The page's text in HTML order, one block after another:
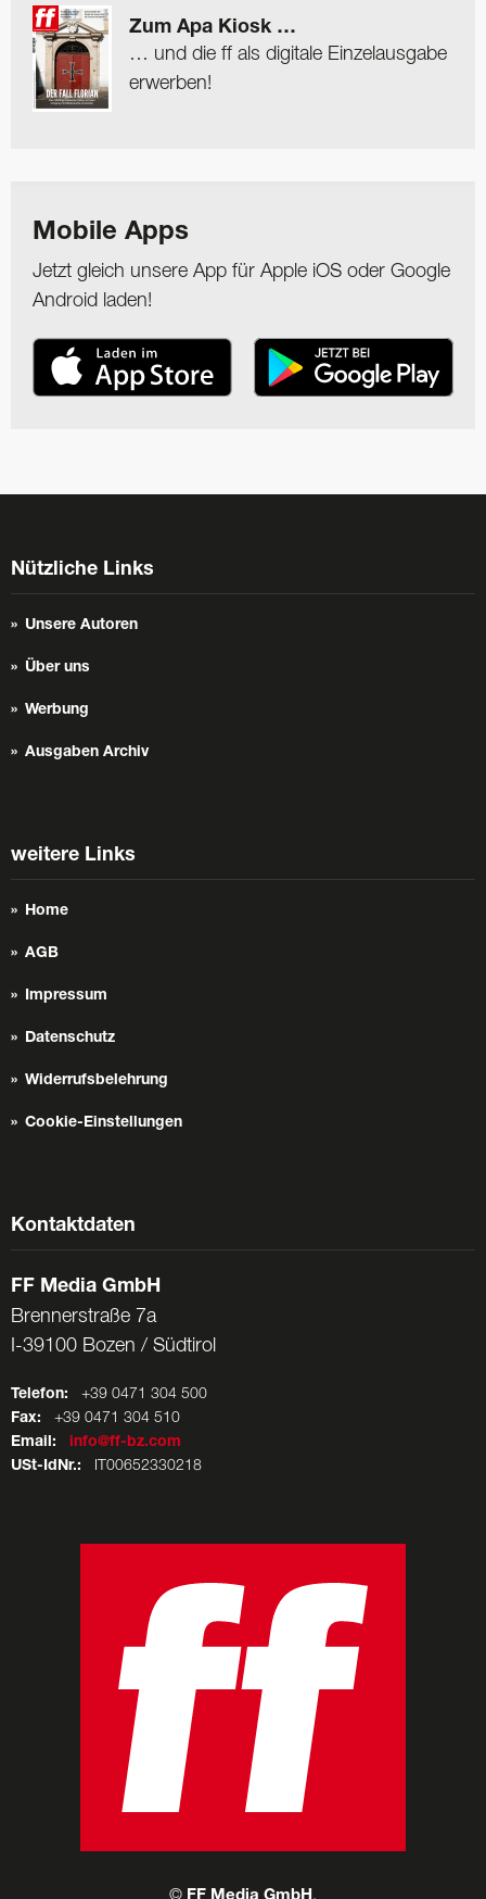
Zum Apa Kiosk …
… und die ff als digitale Einzelausgabe
erwerben!
Mobile Apps
Jetzt gleich unsere App für Apple iOS oder Google
Android laden!
Nützliche Links
Unsere Autoren
Über uns
Werbung
Ausgaben Archiv
weitere Links
Home
AGB
Impressum
Datenschutz
Widerrufsbelehrung
Cookie-Einstellungen
Kontaktdaten
FF Media GmbH
Brennerstraße 7a
I-39100 Bozen / Südtirol
Telefon: +39 0471 304 500
Fax: +39 0471 304 510
Email:
info@ff-bz.com
USt-IdNr.: IT00652330218